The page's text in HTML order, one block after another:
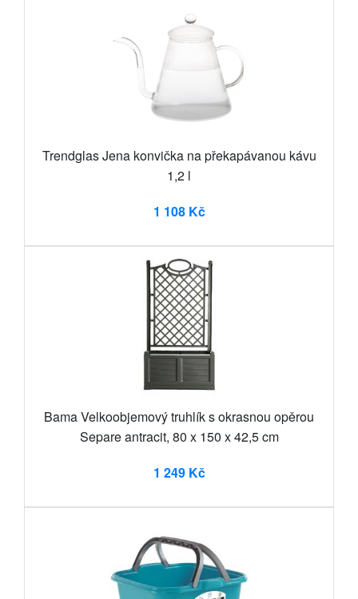
Trendglas Jena konvička na překapávanou kávu
1,2 l
1 108 Kč
Bama Velkoobjemový truhlík s okrasnou opěrou
Separe antracit, 80 x 150 x 42,5 cm
1 249 Kč